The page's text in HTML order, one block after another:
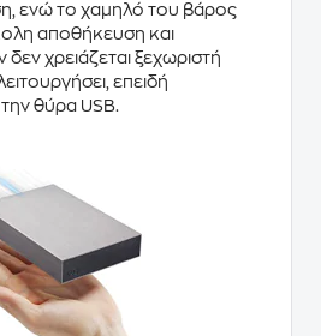
ενώ το χαμηλό του βάρος
αποθήκευση και
χρειάζεται ξεχωριστή
επειδή
θύρα USB.